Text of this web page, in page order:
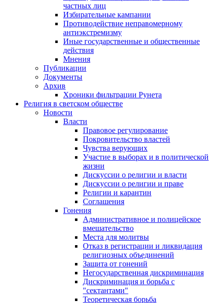
частных лиц
Избирательные кампании
Противодействие неправомерному
антиэкстремизму
Иные государственные и общественные
действия
Мнения
Публикации
Документы
Архив
Хроники фильтрации Рунета
Религия в светском обществе
Новости
Власти
Правовое регулирование
Покровительство властей
Чувства верующих
Участие в выборах и в политической
жизни
Дискуссии о религии и власти
Дискуссии о религии и праве
Религии и карантин
Соглашения
Гонения
Административное и полицейское
вмешательство
Места для молитвы
Отказ в регистрации и ликвидация
религиозных объединений
Защита от гонений
Негосударственная дискриминация
Дискриминация и борьба с
"сектантами"
Теоретическая борьба